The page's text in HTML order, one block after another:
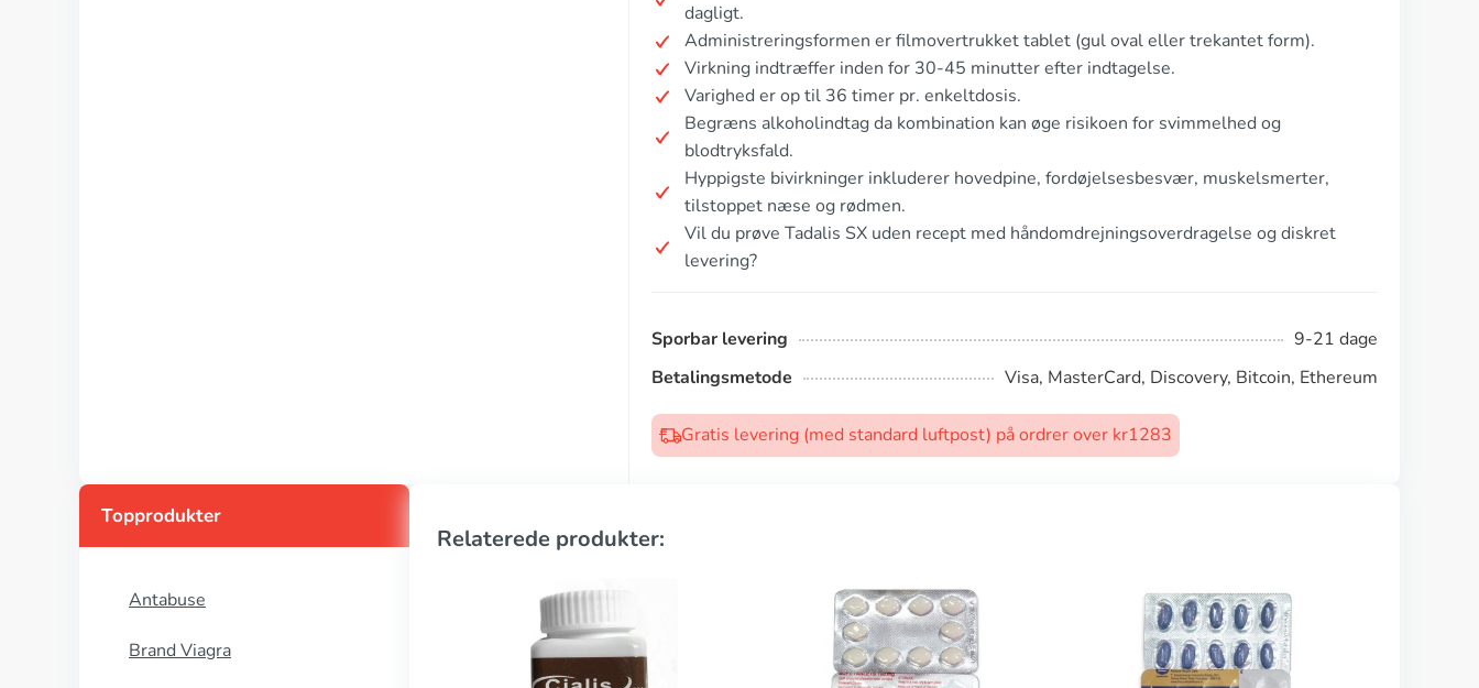
dagligt.
Administreringsformen er filmovertrukket tablet (gul oval eller trekantet form).
Virkning indtræffer inden for 30-45 minutter efter indtagelse.
Varighed er op til 36 timer pr. enkeltdosis.
Begræns alkoholindtag da kombination kan øge risikoen for svimmelhed og
blodtryksfald.
Hyppigste bivirkninger inkluderer hovedpine, fordøjelsesbesvær, muskelsmerter,
tilstoppet næse og rødmen.
Vil du prøve Tadalis SX uden recept med håndomdrejningsoverdragelse og diskret
levering?
Sporbar levering
9-21 dage
Betalingsmetode
Visa, MasterCard, Discovery, Bitcoin, Ethereum
Gratis levering (med standard luftpost) på ordrer over kr1283
Topprodukter
Antabuse
Brand Viagra
Relaterede produkter: